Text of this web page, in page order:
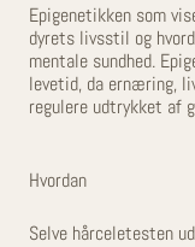
Epigenetikken som
dyrets livsstil og
mentale sundhed.
levetid, da ernæring,
regulere udtrykket af
Hvordan
Selve hårceletesten